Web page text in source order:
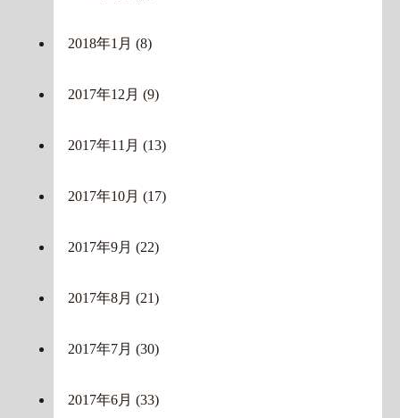
2018年1月 (8)
2017年12月 (9)
2017年11月 (13)
2017年10月 (17)
2017年9月 (22)
2017年8月 (21)
2017年7月 (30)
2017年6月 (33)